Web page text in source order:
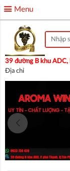
Menu
39 đường B khu ADC,
Địa chỉ